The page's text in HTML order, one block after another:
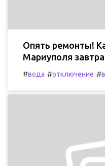
Опять ремонты!
Мариуполя
#вода #отключение #